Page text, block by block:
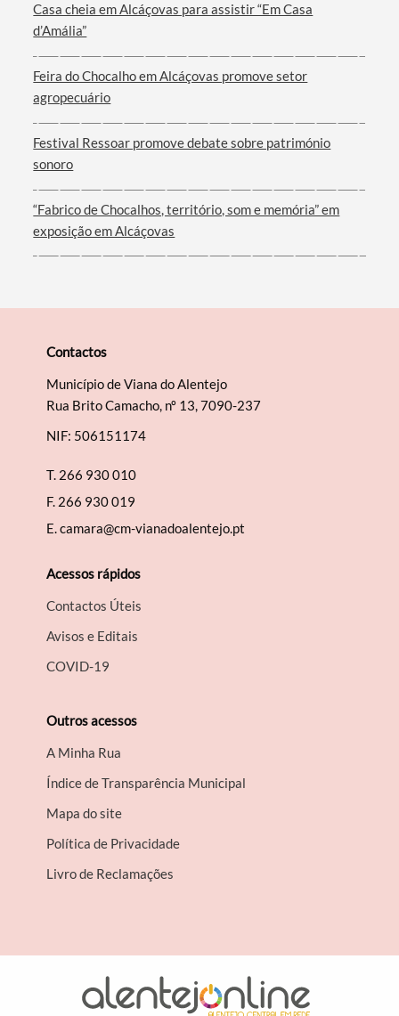
Casa cheia em Alcáçovas para assistir “Em Casa
d’Amália”
Feira do Chocalho em Alcáçovas promove setor
agropecuário
Festival Ressoar promove debate sobre património
sonoro
“Fabrico de Chocalhos, território, som e memória” em
exposição em Alcáçovas
Contactos
Município de Viana do Alentejo
Rua Brito Camacho, nº 13, 7090-237
NIF: 506151174
T. 266 930 010
F. 266 930 019
E.camara@cm-vianadoalentejo.pt
Acessos rápidos
Contactos Úteis
Avisos e Editais
COVID-19
Outros acessos
A Minha Rua
Índice de Transparência Municipal
Mapa do site
Política de Privacidade
Livro de Reclamações